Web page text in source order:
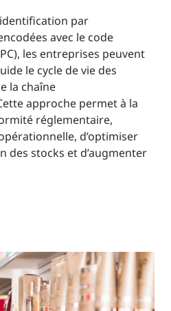
par
avec le code
les entreprises peuvent
le cycle de vie des
la chaîne
approche permet à la
réglementaire,
d’optimiser
des stocks et d’augmenter